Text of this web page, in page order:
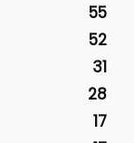
55
52
31
28
17